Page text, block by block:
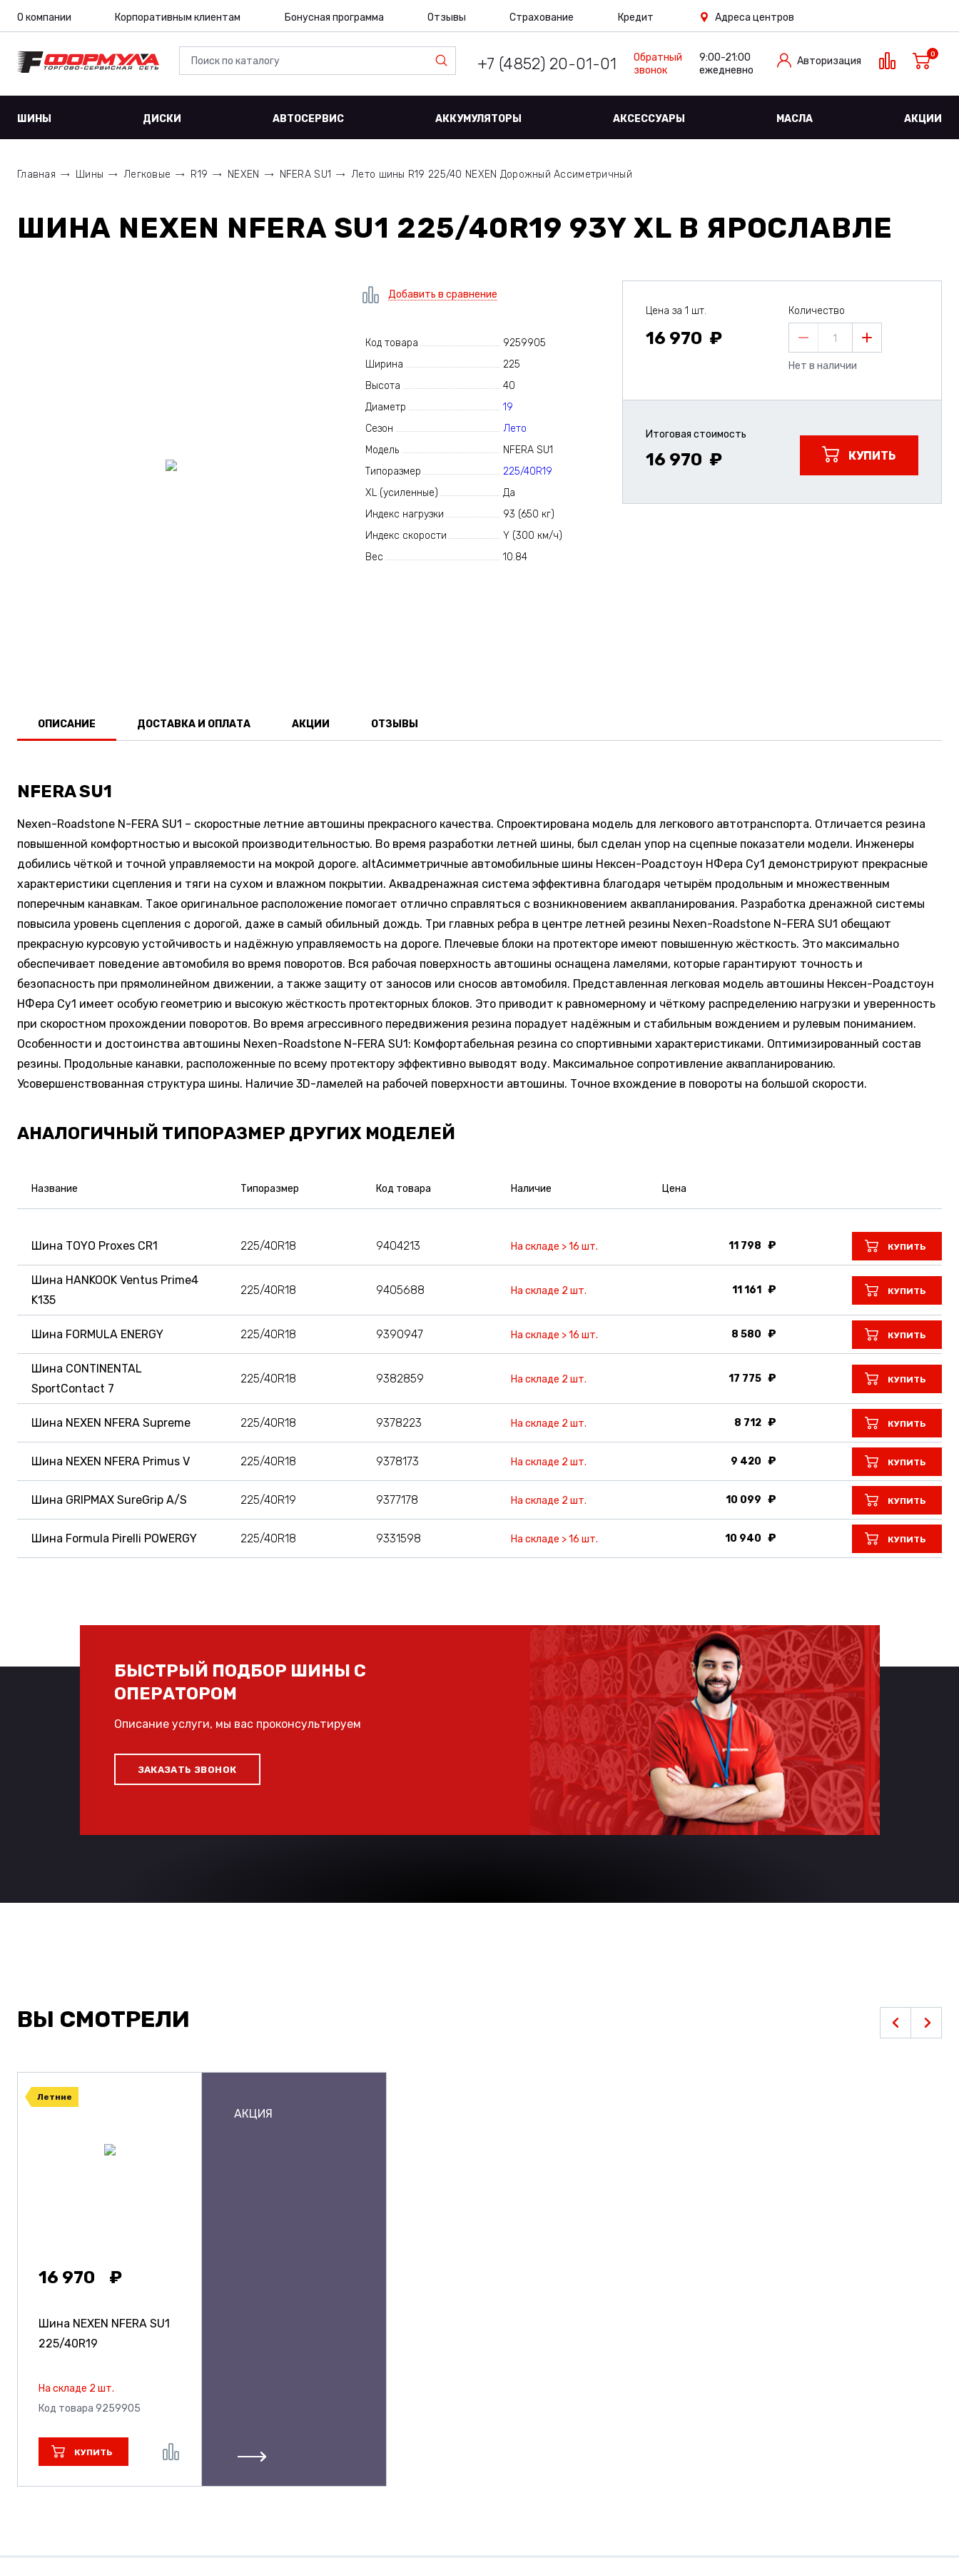
О компании Корпоративным клиентам Бонусная программа Отзывы Страхование Кредит Адреса центров
+7 (4852) 20-01-01
Обратный
звонок
9:00-21:00
ежедневно
Авторизация
0
ШИНЫ ДИСКИ АВТОСЕРВИС АККУМУЛЯТОРЫ АКСЕССУАРЫ МАСЛА АКЦИИ
Главная Шины Легковые R19 NEXEN NFERA SU1 Лето шины R19 225/40 NEXEN Дорожный Ассиметричный
ШИНА NEXEN NFERA SU1 225/40R19 93Y XL В ЯРОСЛАВЛЕ
Добавить в сравнение
Код товара
9259905
Ширина
225
Высота
40
Диаметр
19
Сезон
Лето
Модель
NFERA SU1
Типоразмер
225/40R19
XL (усиленные)
Да
Индекс нагрузки
93 (650 кг)
Индекс скорости
Y (300 км/ч)
Вес
10.84
Цена за 1 шт.
16 970
Количество
1
Нет в наличии
Итоговая стоимость
16 970 КУПИТЬ
ОПИСАНИЕ ДОСТАВКА И ОПЛАТА АКЦИИ ОТЗЫВЫ
NFERA SU1
Nexen-Roadstone N-FERA SU1 – скоростные летние автошины прекрасного качества. Спроектирована модель для легкового автотранспорта. Отличается резина
повышенной комфортностью и высокой производительностью. Во время разработки летней шины, был сделан упор на сцепные показатели модели. Инженеры
добились чёткой и точной управляемости на мокрой дороге. altАсимметричные автомобильные шины Нексен-Роадстоун НФера Су1 демонстрируют прекрасные
характеристики сцепления и тяги на сухом и влажном покрытии. Аквадренажная система эффективна благодаря четырём продольным и множественным
поперечным канавкам. Такое оригинальное расположение помогает отлично справляться с возникновением аквапланирования. Разработка дренажной системы
повысила уровень сцепления с дорогой, даже в самый обильный дождь. Три главных ребра в центре летней резины Nexen-Roadstone N-FERA SU1 обещают
прекрасную курсовую устойчивость и надёжную управляемость на дороге. Плечевые блоки на протекторе имеют повышенную жёсткость. Это максимально
обеспечивает поведение автомобиля во время поворотов. Вся рабочая поверхность автошины оснащена ламелями, которые гарантируют точность и
безопасность при прямолинейном движении, а также защиту от заносов или сносов автомобиля. Представленная легковая модель автошины Нексен-Роадстоун
НФера Су1 имеет особую геометрию и высокую жёсткость протекторных блоков. Это приводит к равномерному и чёткому распределению нагрузки и уверенность
при скоростном прохождении поворотов. Во время агрессивного передвижения резина порадует надёжным и стабильным вождением и рулевым пониманием.
Особенности и достоинства автошины Nexen-Roadstone N-FERA SU1: Комфортабельная резина со спортивными характеристиками. Оптимизированный состав
резины. Продольные канавки, расположенные по всему протектору эффективно выводят воду. Максимальное сопротивление аквапланированию.
Усовершенствованная структура шины. Наличие 3D-ламелей на рабочей поверхности автошины. Точное вхождение в повороты на большой скорости.
АНАЛОГИЧНЫЙ ТИПОРАЗМЕР ДРУГИХ МОДЕЛЕЙ
Название Типоразмер Код товара Наличие Цена
Шина TOYO Proxes CR1 225/40R18 9404213 На складе > 16 шт. 11 798 КУПИТЬ
Шина HANKOOK Ventus Prime4
K135
225/40R18 9405688 На складе 2 шт. 11 161 КУПИТЬ
Шина FORMULA ENERGY 225/40R18 9390947 На складе > 16 шт. 8 580 КУПИТЬ
Шина CONTINENTAL
SportContact 7
225/40R18 9382859 На складе 2 шт. 17 775 КУПИТЬ
Шина NEXEN NFERA Supreme 225/40R18 9378223 На складе 2 шт. 8 712 КУПИТЬ
Шина NEXEN NFERA Primus V 225/40R18 9378173 На складе 2 шт. 9 420 КУПИТЬ
Шина GRIPMAX SureGrip A/S 225/40R19 9377178 На складе 2 шт. 10 099 КУПИТЬ
Шина Formula Pirelli POWERGY 225/40R18 9331598 На складе > 16 шт. 10 940 КУПИТЬ
БЫСТРЫЙ ПОДБОР ШИНЫ С
ОПЕРАТОРОМ
Описание услуги, мы вас проконсультируем
ЗАКАЗАТЬ ЗВОНОК
ВЫ СМОТРЕЛИ
Летние
16 970
Шина NEXEN NFERA SU1
225/40R19
На складе 2 шт.
Код товара 9259905
КУПИТЬ
АКЦИЯ